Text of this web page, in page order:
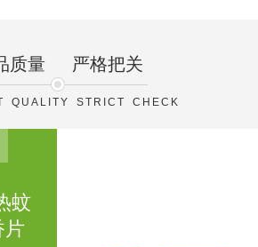
质量 严格把关
QUALITY STRICT CHECK
蚊
片